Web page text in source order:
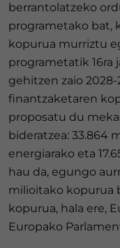
berrantolatzeko
programetako bat,
kopurua murriztu
programetatik 16ra
gehitzen zaio
finantzaketaren
proposatu du
bideratzea: 33.864
energiarako eta
hau da, egungo
milioitako kopurua
kopurua, hala ere,
Europako